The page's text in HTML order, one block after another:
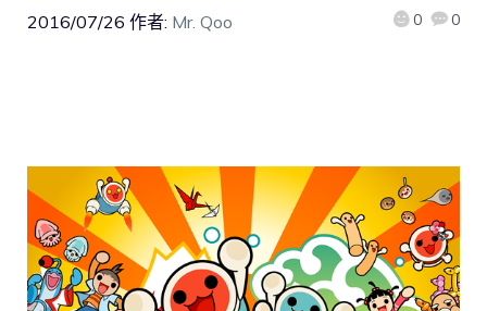
2016/07/26 作者: Mr. Qoo 0 0